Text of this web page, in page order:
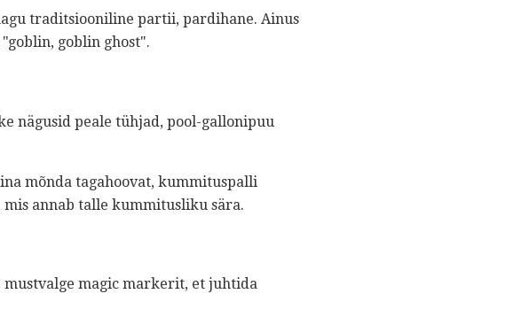
traditsiooniline partii, pardihane. Ainus
goblin ghost".
nägusid peale tühjad, pool-gallonipuu
mõnda tagahoovat, kummituspalli
mis annab talle kummitusliku sära.
mustvalge magic markerit, et juhtida